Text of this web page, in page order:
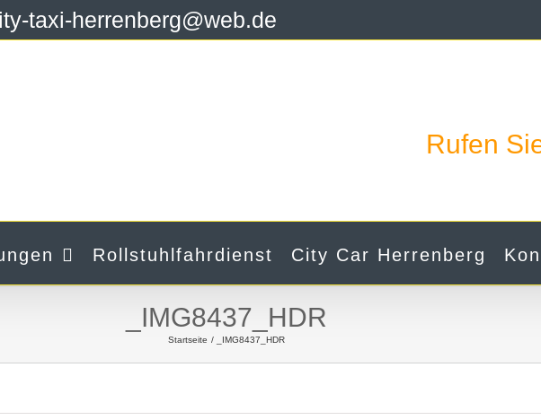
taxi-herrenberg@web.de
Rufen
Rollstuhlfahrdienst City Car Herrenberg
_IMG8437_HDR
Startseite _IMG8437_HDR